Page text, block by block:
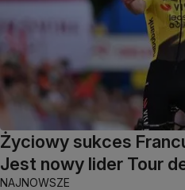
Życiowy sukces
Jest nowy lider Tour
NAJNOWSZE